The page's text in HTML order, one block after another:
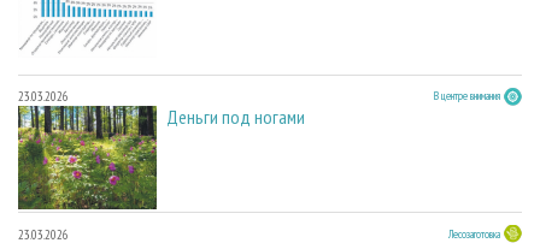
23.03.2026 В центре внимания
Деньги под ногами
23.03.2026 Лесозаготовка